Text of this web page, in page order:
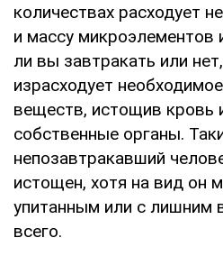
количествах расходует
и массу микроэлементов
ли вы завтракать или
израсходует
веществ, истощив кровь
собственные органы.
непозавтракавший
истощен, хотя на вид он
упитанным или с лишним
всего.